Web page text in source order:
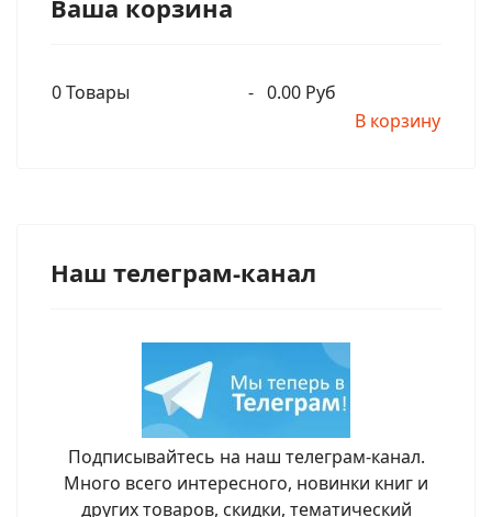
Ваша корзина
0Товары - 0.00 Руб
В корзину
Наш телеграм-канал
Подписывайтесь на наш телеграм-канал.
Много всего интересного, новинки книг и
других товаров, скидки, тематический